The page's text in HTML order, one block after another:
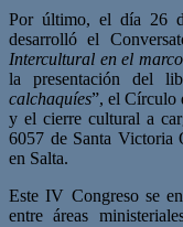
Por último, el día 26
desarrolló el
Intercultural en el
la presentación del
calchaquíes”, el Círculo
y el cierre cultural a
6057 de Santa Victoria
en Salta.
Este IV Congreso se
entre áreas